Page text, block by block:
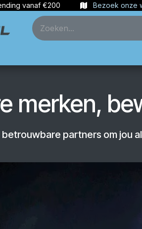
vanaf €200 Bezoek onze
merken,
betrouwbare partners om jou